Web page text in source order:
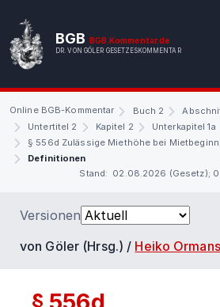
BGB BGB.Kommentar.de
DR. VON GÖLER GESETZESKOMMENTAR
Online BGB-Kommentar Buch 2
Untertitel 2
Kapitel 2
Unterkapitel 1a
§ 556d Zulässige Miethöhe bei
Definitionen
Stand: 02.08.2026 (Gesetz);
Versionen
von Göler (Hrsg.) / Heiko